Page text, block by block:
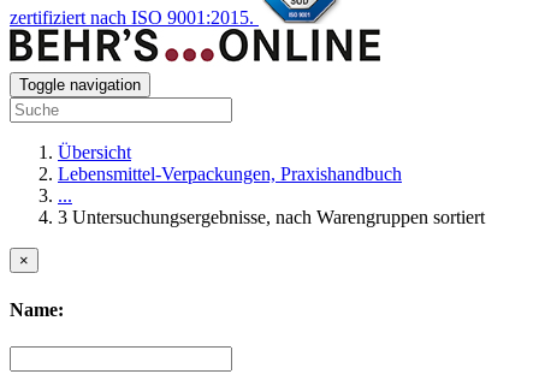
zertifiziert nach ISO 9001:2015.
Toggle navigation
Übersicht
Lebensmittel-Verpackungen, Praxishandbuch
...
3 Untersuchungsergebnisse, nach Warengruppen sortiert
×
Name: